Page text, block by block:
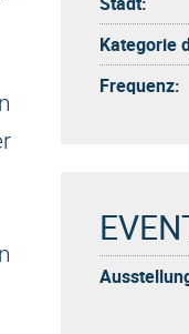
Kategorie
Frequenz: